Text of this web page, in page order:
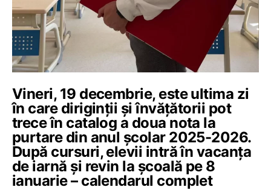
Vineri, 19 decembrie, este ultima zi
în care diriginții și învățătorii pot
trece în catalog a doua nota la
purtare din anul școlar 2025-2026.
După cursuri, elevii intră în vacanța
de iarnă și revin la școală pe 8
ianuarie – calendarul complet